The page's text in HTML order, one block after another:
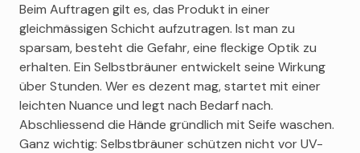
Beim Auftragen gilt es, das Produkt in einer
gleichmässigen Schicht aufzutragen. Ist man zu
sparsam, besteht die Gefahr, eine fleckige Optik zu
erhalten. Ein Selbstbräuner entwickelt seine Wirkung
über Stunden. Wer es dezent mag, startet mit einer
leichten Nuance und legt nach Bedarf nach.
Abschliessend die Hände gründlich mit Seife waschen.
Ganz wichtig: Selbstbräuner schützen nicht vor UV-